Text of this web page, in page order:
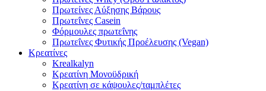
Πρωτείνες Αύξησης Βάρους
Πρωτεΐνες Casein
Φόρμουλες πρωτεΐνης
Πρωτεΐνες Φυτικής Προέλευσης (Vegan)
Κρεατίνες
Krealkalyn
Κρεατίνη Μονοϋδρική
Κρεατίνη σε κάψουλες/ταμπλέτες